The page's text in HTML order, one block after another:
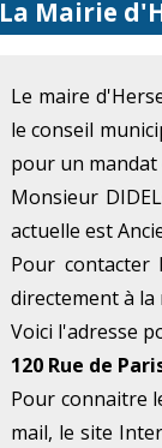
La Mairie
Le maire
le conseil
pour un mandat
Monsieur
actuelle est
Pour contacter
directement à la
Voici l'adresse
120 Rue de
Pour connaitre
mail, le site